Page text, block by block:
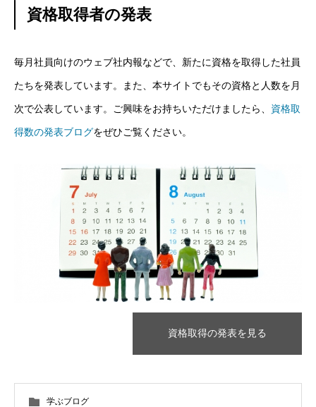
資格取得者の発表
毎月社員向けのウェブ社内報などで、新たに資格を取得した社員
たちを発表しています。また、本サイトでもその資格と人数を月
次で公表しています。ご興味をお持ちいただけましたら、 資格取
得数の発表ブログをぜひご覧ください。
資格取得の発表を見る
学ぶブログ